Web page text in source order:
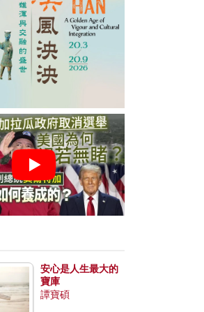
安心是人生最大的
寶庫
譚寶碩